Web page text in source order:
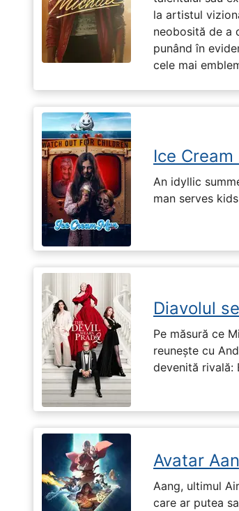
la artistul
neobosită de a
punând în
cele mai
Ice
An idyllic
man serves
Diavolul
Pe măsură ce
reunește cu
devenită rivală:
Avatar
Aang, ultimul
care ar putea